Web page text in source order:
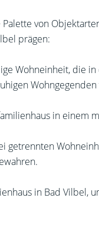
von
prägen:
Wohneinheit, die
Wohngegenden
in einem
getrennten
in Bad